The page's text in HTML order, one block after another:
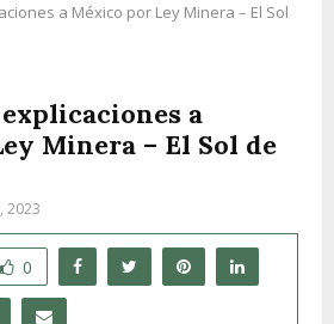
a México por Ley Minera – El Sol
a
Minera – El Sol de
2023
0